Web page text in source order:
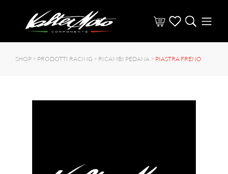
SHOP > PRODOTTI RACING > RICAMBI PEDANA > PIASTRA FRENO